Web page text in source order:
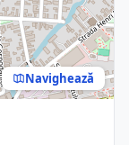
Navighează